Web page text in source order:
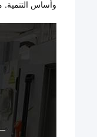
وأساس التنمية.